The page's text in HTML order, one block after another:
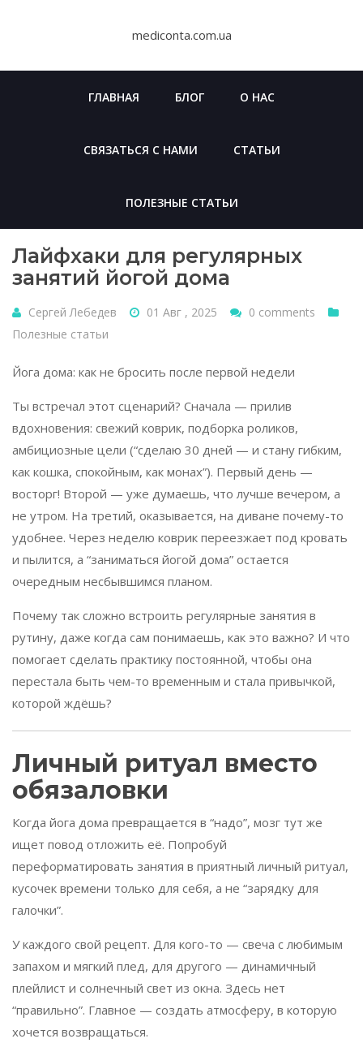
mediconta.com.ua
ГЛАВНАЯ БЛОГ О НАС
СВЯЗАТЬСЯ С НАМИ СТАТЬИ
ПОЛЕЗНЫЕ СТАТЬИ
Лайфхаки для регулярных
занятий йогой дома
Сергей Лебедев 01 Авг , 2025
0 comments
Полезные статьи
Йога дома: как не бросить после первой недели
Ты встречал этот сценарий? Сначала — прилив
вдохновения: свежий коврик, подборка роликов,
амбициозные цели (“сделаю 30 дней — и стану гибким,
как кошка, спокойным, как монах”). Первый день —
восторг! Второй — уже думаешь, что лучше вечером, а
не утром. На третий, оказывается, на диване почему-то
удобнее. Через неделю коврик переезжает под кровать
и пылится, а “заниматься йогой дома” остается
очередным несбывшимся планом.
Почему так сложно встроить регулярные занятия в
рутину, даже когда сам понимаешь, как это важно? И что
помогает сделать практику постоянной, чтобы она
перестала быть чем-то временным и стала привычкой,
которой ждёшь?
Личный ритуал вместо
обязаловки
Когда йога дома превращается в “надо”, мозг тут же
ищет повод отложить её. Попробуй
переформатировать занятия в приятный личный ритуал,
кусочек времени только для себя, а не “зарядку для
галочки”.
У каждого свой рецепт. Для кого-то — свеча с любимым
запахом и мягкий плед, для другого — динамичный
плейлист и солнечный свет из окна. Здесь нет
“правильно”. Главное — создать атмосферу, в которую
хочется возвращаться.